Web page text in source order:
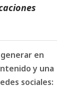
en
y una
sociales: